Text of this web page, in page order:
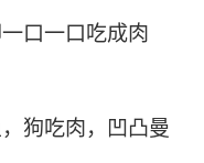
口一口吃成肉
狗吃肉，凹凸曼